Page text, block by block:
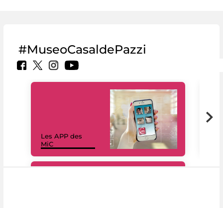
#MuseoCasaldePazzi
Les APP des
MiC